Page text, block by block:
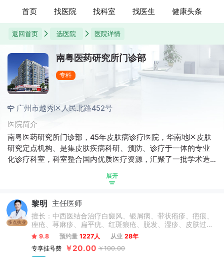
首页 找医院 找科室 找医生 健康头条
返回首页 选医院 医院详情
南粤医药研究所门诊部
专科
广州市越秀区人民北路452号
医院简介
南粤医药研究所门诊部，45年皮肤病诊疗医院，华南地区皮肤
研究定点机构、是集皮肤疾病科研、预防、诊疗于一体的专业
化诊疗科室，科室整合国内优质医疗资源，汇聚了一批学术造
研究，解决皮肤病抗复发难题，为患者提供全方位、精细化、
展开
多点执业
黎明 主任医师
擅长：中西医结合治疗白癜风、银屑病、带状疱疹、疤痕、
痤疮、荨麻疹、扁平疣、红斑狼疮、脱发、湿疹、皮肤过
敏、脂溢性皮炎、过敏性紫癜、色素斑、手足癣等各种皮肤
常见病和疑难病。
9.8 预约量 1227人 从业 28年
专享挂号费
￥20.00 ￥100.00